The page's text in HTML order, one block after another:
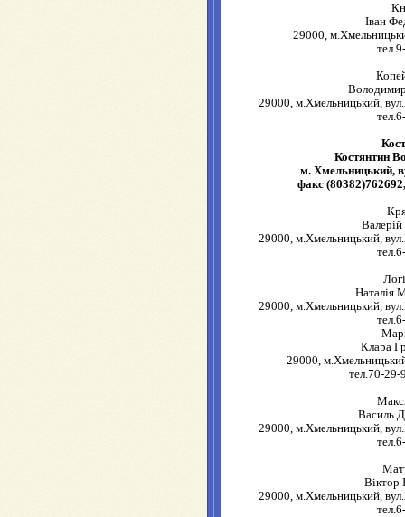
Іван
29000,
29000, м.Хмельницький,
Костянтин
м. Хмельницький,
факс
Валерій
29000, м.Хмельницький,
Наталія
29000, м.Хмельницький,
Клара
29000,
тел.70-29-
Василь
29000, м.Хмельницький,
Віктор
29000, м.Хмельницький,